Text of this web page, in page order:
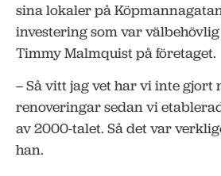
sina lokaler på
investering som var
Timmy Malmquist på företaget.
– Så vitt jag vet har vi inte gjort
renoveringar sedan vi
av 2000-talet. Så det var
han.